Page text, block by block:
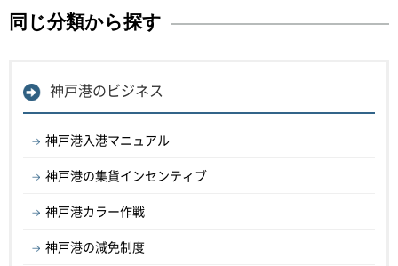
同じ分類から探す
神戸港のビジネス
神戸港入港マニュアル
神戸港の集貨インセンティブ
神戸港カラー作戦
神戸港の減免制度